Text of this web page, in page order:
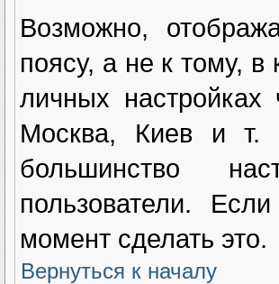
Возможно,
поясу, а не к тому,
личных
Москва, Киев и т.
большинство
пользователи.
момент сделать это.
Вернуться к началу